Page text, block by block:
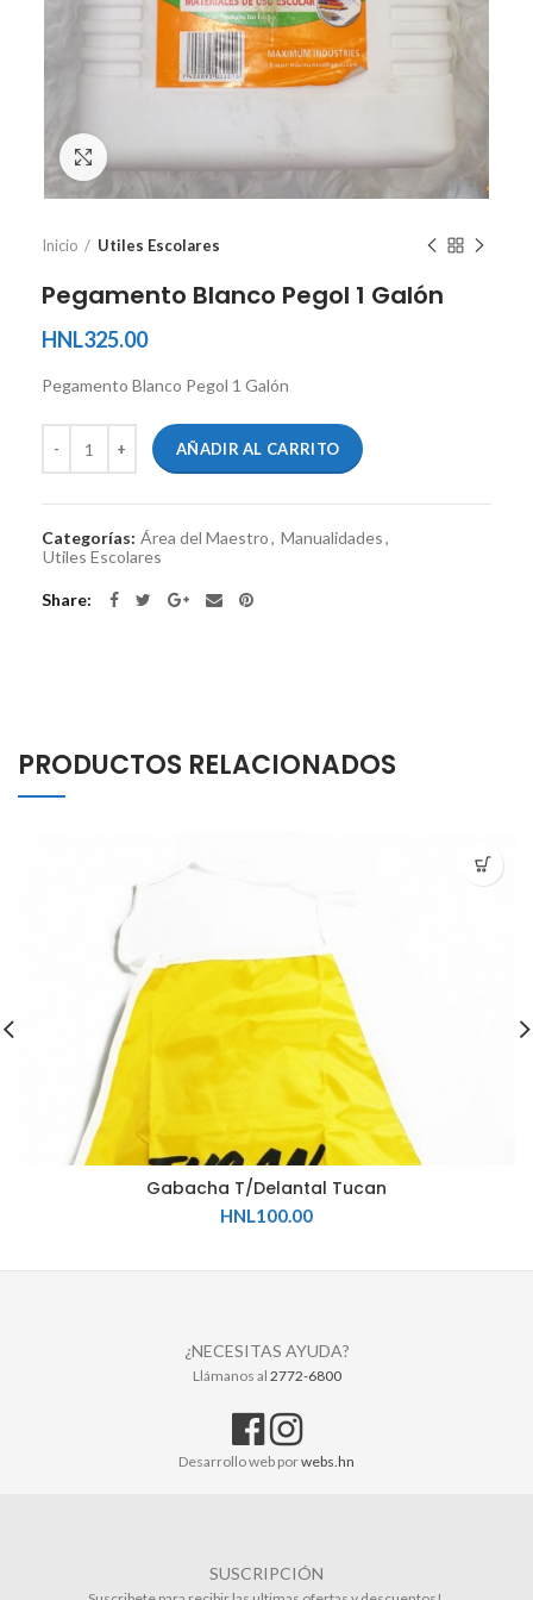
Ver tamaño completo
Inicio Utiles Escolares
Pegamento Blanco Pegol 1 Galón
HNL325.00
Pegamento Blanco Pegol 1 Galón
AÑADIR AL CARRITO
Categorías: Área del Maestro, Manualidades,
Utiles Escolares
Share
PRODUCTOS RELACIONADOS
Gabacha T/Delantal Tucan
HNL100.00
¿NECESITAS AYUDA?
Llámanos al 2772-6800
Desarrollo web porwebs.hn
SUSCRIPCIÓN